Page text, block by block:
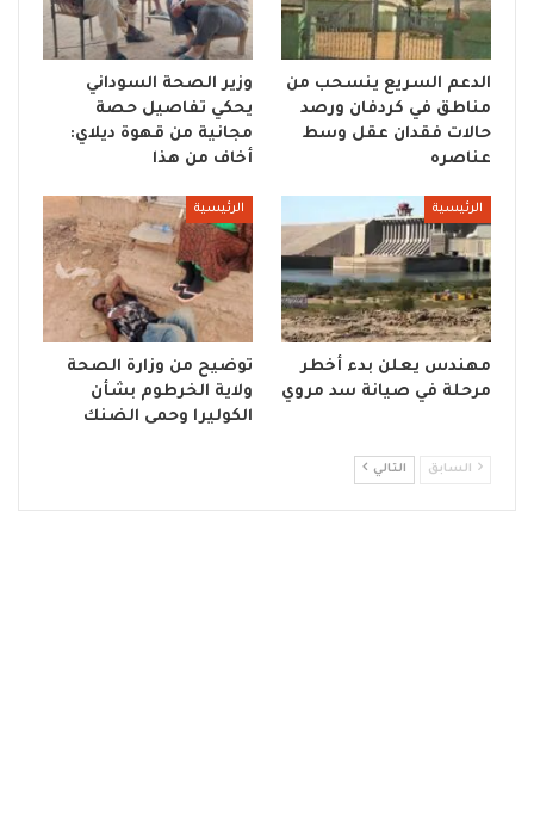
الدعم السريع ينسحب من
مناطق في كردفان ورصد
حالات فقدان عقل وسط
عناصره
وزير الصحة السوداني
يحكي تفاصيل حصة
مجانية من قهوة ديلاي:
أخاف من هذا
الرئيسية
مهندس يعلن بدء أخطر
مرحلة في صيانة سد مروي
الرئيسية
توضيح من وزارة الصحة
ولاية الخرطوم بشأن
الكوليرا وحمى الضنك
السابق التالي